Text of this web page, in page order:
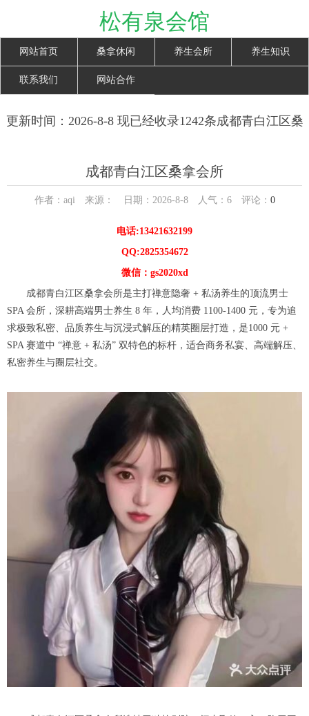
松有泉会馆
网站首页 桑拿休闲 养生会所 养生知识
联系我们 网站合作
更新时间：2026-8-8 现已经收录1242条成都青白江区桑
成都青白江区桑拿会所
作者：aqi 来源： 日期：2026-8-8 人气： 6评论： 0
电话:13421632199
QQ:2825354672
微信：gs2020xd
成都青白江区桑拿会所是主打禅意隐奢 + 私汤养生的顶流男士
SPA 会所，深耕高端男士养生 8 年，人均消费 1100-1400 元，专为追
求极致私密、品质养生与沉浸式解压的精英圈层打造，是1000 元 +
SPA 赛道中 “禅意 + 私汤” 双特色的标杆，适合商务私宴、高端解压、
私密养生与圈层社交。